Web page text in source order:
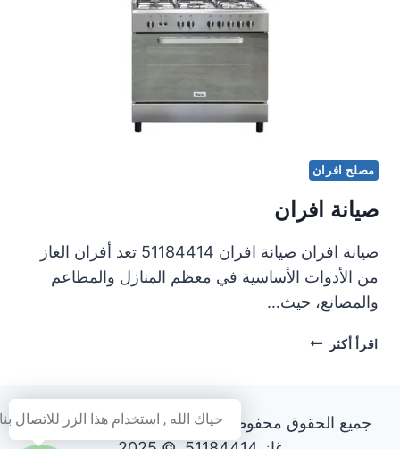
مصلح افران
صيانة افران
صيانة افران صيانة افران 51184414 تعد أفران الغاز
من الأدوات الأساسية في معظم المنازل والمطاعم
والمصانع، حيث…
اقرأ أكثر
صيانة
جميع الحقوق محفوظة - فني تصليح طباخات و افران
حياك الله , استخدام هذا الزر للاتصال بنا